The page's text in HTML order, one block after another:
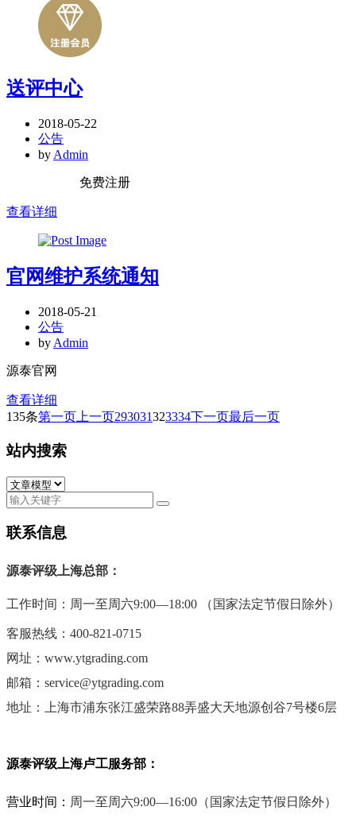
送评中心
2018-05-22
公告
by Admin
免费注册
查看详细
官网维护系统通知
2018-05-21
公告
by Admin
源泰官网
查看详细
135条第一页 上一页293031323334下一页最后一页
站内搜索
联系信息
源泰评级上海总部：
工作时间：周一至周六9:00—18:00 （国家法定节假日除外）
客服热线：400-821-0715
网址：www.ytgrading.com
邮箱：service@ytgrading.com
地址：上海市浦东张江盛荣路88弄盛大天地源创谷7号楼6层
源泰评级上海卢工服务部：
营业时间： 周一至周六9:00—16:00 （国家法定节假日除外）